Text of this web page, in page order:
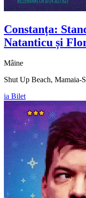
Constanța:
Natanticu și
Mâine
Shut Up Beach, Mamaia-
ia Bilet